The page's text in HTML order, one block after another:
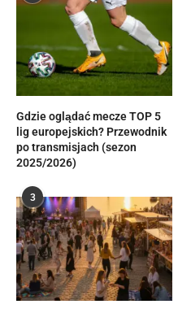
Gdzie oglądać mecze TOP 5
lig europejskich? Przewodnik
po transmisjach (sezon
2025/2026)
3